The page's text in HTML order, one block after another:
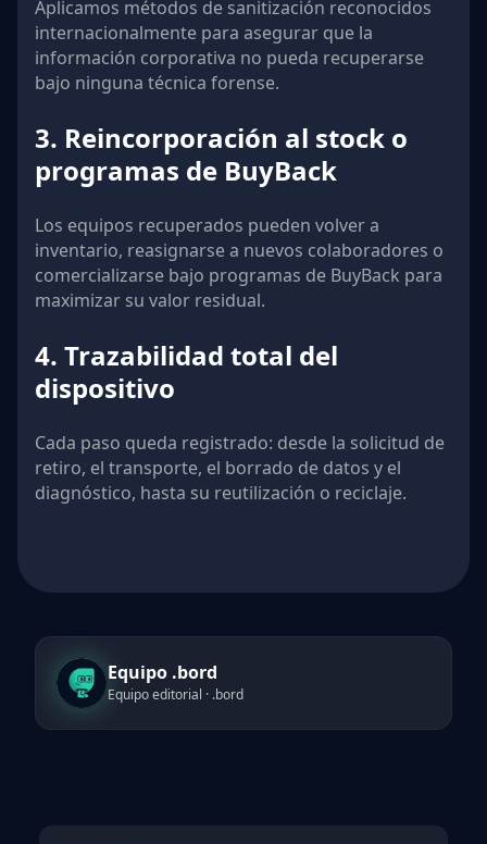
Aplicamos métodos de sanitización reconocidos
internacionalmente para asegurar que la
información corporativa no pueda recuperarse
bajo ninguna técnica forense.
3. Reincorporación al stock o
programas de BuyBack
Los equipos recuperados pueden volver a
inventario, reasignarse a nuevos colaboradores o
comercializarse bajo programas de BuyBack para
maximizar su valor residual.
4. Trazabilidad total del
dispositivo
Cada paso queda registrado: desde la solicitud de
retiro, el transporte, el borrado de datos y el
diagnóstico, hasta su reutilización o reciclaje.
Equipo .bord
Equipo editorial · .bord